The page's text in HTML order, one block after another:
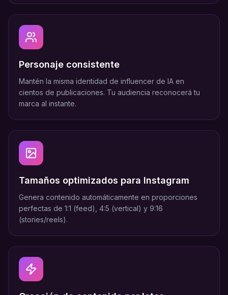
Personaje consistente
Mantén la misma identidad de influencer de IA en
cientos de publicaciones. Tu audiencia reconocerá tu
marca al instante.
Tamaños optimizados para Instagram
Genera contenido automáticamente en proporciones
perfectas de 1:1 (feed), 4:5 (vertical) y 9:16
(stories/reels).